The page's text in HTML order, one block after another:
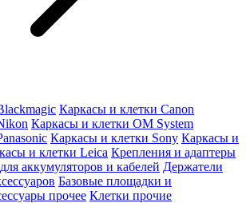
Каркасы и клетки Canon
Каркасы и клетки OM System
Каркасы и клетки Sony Каркасы и
и клетки Leica Крепления и адаптеры
аккумуляторов и кабелей Держатели
Базовые площадки и
прочее Клетки прочие